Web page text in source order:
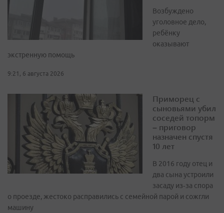
Возбуждено
уголовное дело,
ребёнку
оказывают
экстренную помощь
9:21, 6 августа 2026
Приморец с
сыновьями убил
соседей топорм
– приговор
назначен спустя
10 лет
В 2016 году отец и
два сына устроили
засаду из‑за спора
о проезде, жестоко расправились с семейной парой и сожгли
машину